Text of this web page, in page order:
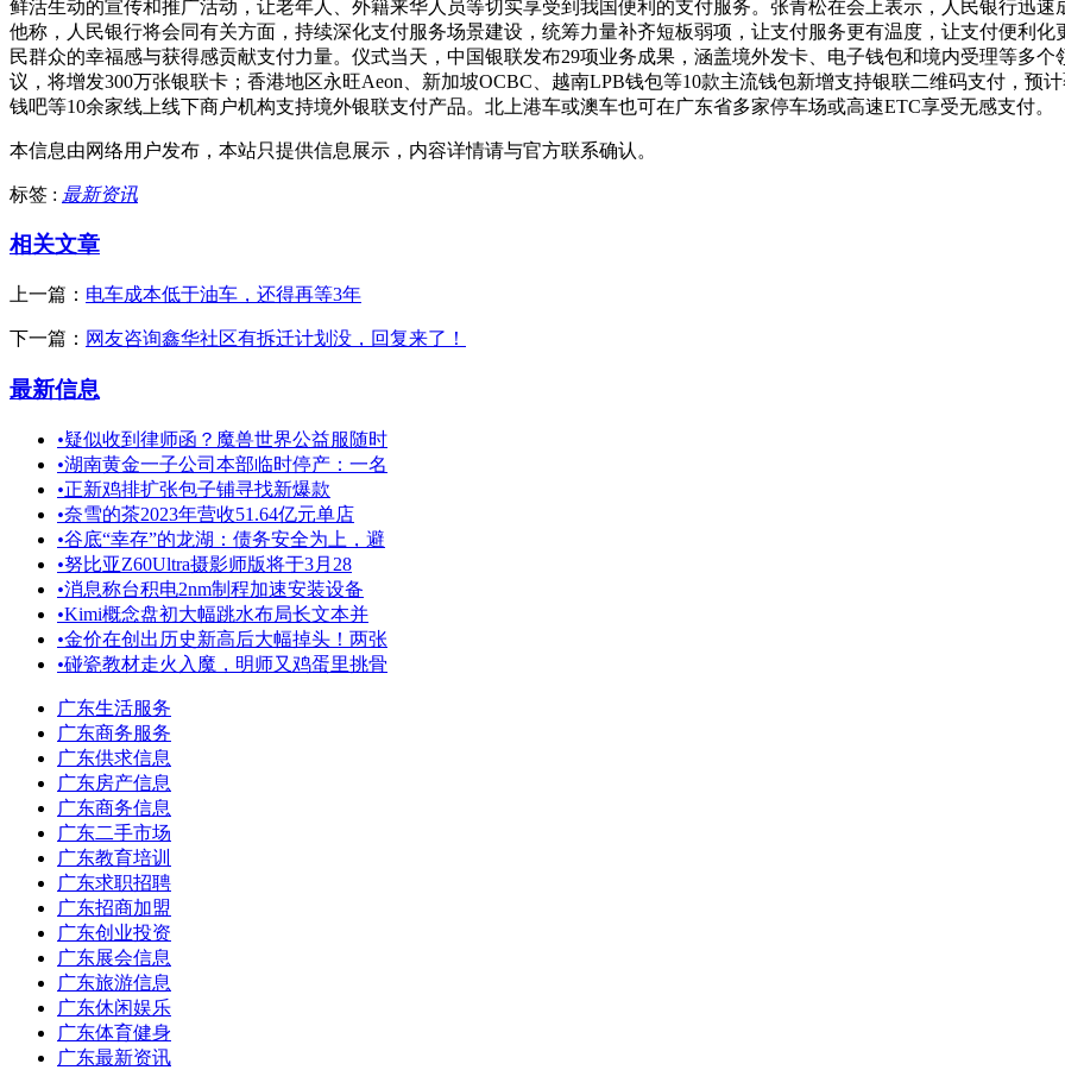
鲜活生动的宣传和推广活动，让老年人、外籍来华人员等切实享受到我国便利的支付服务。张青松在会上表示，人民银行迅
他称，人民银行将会同有关方面，持续深化支付服务场景建设，统筹力量补齐短板弱项，让支付服务更有温度，让支付便利
民群众的幸福感与获得感贡献支付力量。仪式当天，中国银联发布29项业务成果，涵盖境外发卡、电子钱包和境内受理等多
议，将增发300万张银联卡；香港地区永旺Aeon、新加坡OCBC、越南LPB钱包等10款主流钱包新增支持银联二维码支付，预
钱吧等10余家线上线下商户机构支持境外银联支付产品。北上港车或澳车也可在广东省多家停车场或高速ETC享受无感支付。
本信息由网络用户发布， 本站只提供信息展示，内容详情请与官方联系确认。
标签 : 最新资讯
相关文章
上一篇： 电车成本低于油车，还得再等3年
下一篇： 网友咨询鑫华社区有拆迁计划没，回复来了！
最新信息
•疑似收到律师函？魔兽世界公益服随时
•湖南黄金一子公司本部临时停产：一名
•正新鸡排扩张包子铺寻找新爆款
•奈雪的茶2023年营收51.64亿元单店
•谷底“幸存”的龙湖：债务安全为上，避
•努比亚Z60Ultra摄影师版将于3月28
•消息称台积电2nm制程加速安装设备
•Kimi概念盘初大幅跳水布局长文本并
•金价在创出历史新高后大幅掉头！两张
•碰瓷教材走火入魔，明师又鸡蛋里挑骨
广东生活服务
广东商务服务
广东供求信息
广东房产信息
广东商务信息
广东二手市场
广东教育培训
广东求职招聘
广东招商加盟
广东创业投资
广东展会信息
广东旅游信息
广东休闲娱乐
广东体育健身
广东最新资讯